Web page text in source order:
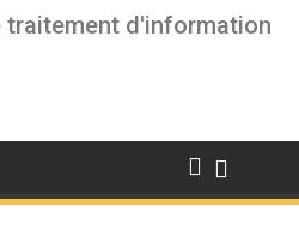
traitement d'information